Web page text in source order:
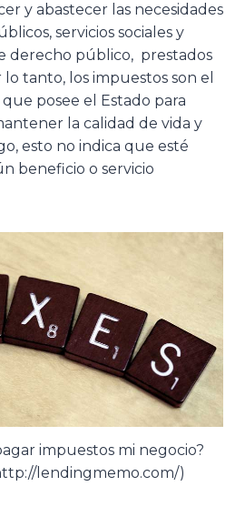
y abastecer las necesidades
servicios sociales y
derecho público, prestados
tanto, los impuestos son el
posee el Estado para
la calidad de vida y
esto no indica que esté
beneficio o servicio
impuestos mi negocio?
lendingmemo.com/)